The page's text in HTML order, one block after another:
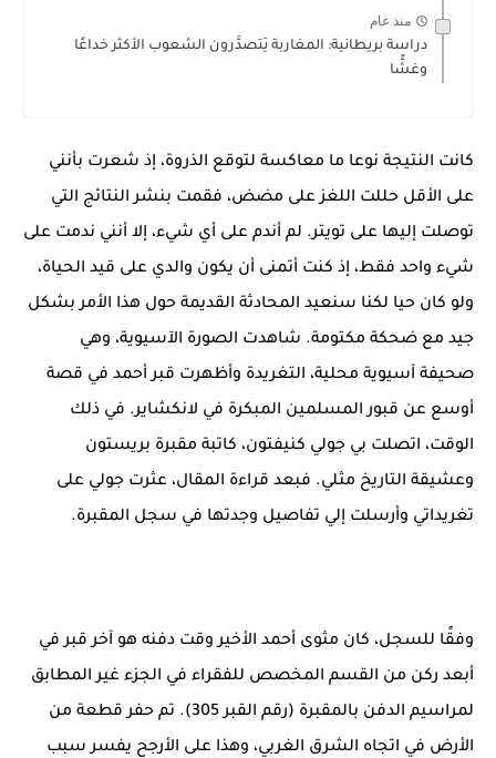
منذ عام
دراسة بريطانية: المغاربة يَتصدَّرون الشعوب الأكثر خداعًا
وغشًّا
كانت النتيجة نوعا ما معاكسة لتوقع الذروة، إذ شعرت بأنني
على الأقل حللت اللغز على مضض، فقمت بنشر النتائج التي
توصلت إليها على تويتر. لم أندم على أي شيء، إلا أنني ندمت على
شيء واحد فقط، إذ كنت أتمنى أن يكون والدي على قيد الحياة،
ولو كان حيا لكنا سنعيد المحادثة القديمة حول هذا الأمر بشكل
جيد مع ضحكة مكتومة. شاهدت الصورة الآسيوية، وهي
صحيفة آسيوية محلية، التغريدة وأظهرت قبر أحمد في قصة
أوسع عن قبور المسلمين المبكرة في لانكشاير. في ذلك
الوقت، اتصلت بي جولي كنيفتون، كاتبة مقبرة بريستون
وعشيقة التاريخ مثلي. فبعد قراءة المقال، عثرت جولي على
تغريداتي وأرسلت إلي تفاصيل وجدتها في سجل المقبرة.
وفقًا للسجل، كان مثوى أحمد الأخير وقت دفنه هو آخر قبر في
أبعد ركن من القسم المخصص للفقراء في الجزء غير المطابق
لمراسيم الدفن بالمقبرة (رقم القبر 305). تم حفر قطعة من
الأرض في اتجاه الشرق الغربي، وهذا على الأرجح يفسر سبب